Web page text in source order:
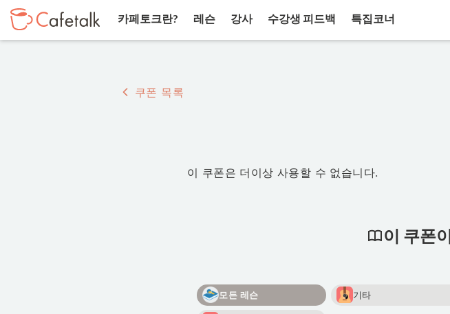
카페토크란? 레슨 강사 수강생 피드백 특집코너
쿠폰 목록
이 쿠폰은 더이상 사용할 수 없습니다.
이 쿠폰
모든 레슨 기타